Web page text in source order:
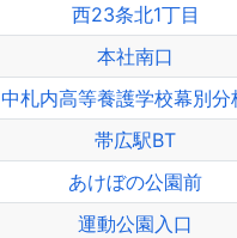
西23条北1丁目
本社南口
中札内高等養護学校幕別分
帯広駅BT
あけぼの公園前
運動公園入口